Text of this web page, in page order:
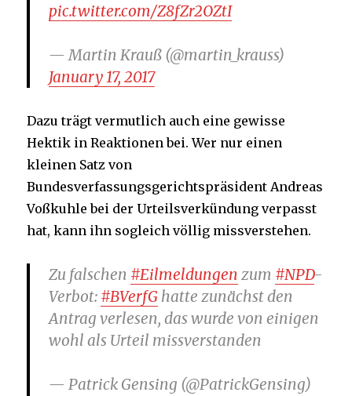
pic.twitter.com/Z8fZr2OZtI
— Martin Krauß (@martin_krauss)
January 17, 2017
Dazu trägt vermutlich auch eine gewisse
Hektik in Reaktionen bei. Wer nur einen
kleinen Satz von
Bundesverfassungsgerichtspräsident Andreas
Voßkuhle bei der Urteilsverkündung verpasst
hat, kann ihn sogleich völlig missverstehen.
Zu falschen #Eilmeldungen zum #NPD-
Verbot: #BVerfG hatte zunächst den
Antrag verlesen, das wurde von einigen
wohl als Urteil missverstanden
— Patrick Gensing (@PatrickGensing)